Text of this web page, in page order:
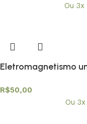
Ou 3x
Eletromagnetismo
R$50,00
Ou